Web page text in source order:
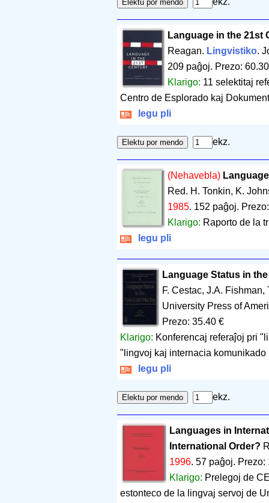
Language in the 21st
Reagan. Lingvistiko.
209 paĝoj. Prezo:
Klarigo: 11 selektitaj
Centro de Esplorado kaj
legu pli
ekz.
(Nehavebla)
Red. H. Tonkin, K.
1985. 152 paĝoj.
Klarigo: Raporto de la
legu pli
Language Status in
F. Cestac, J.A.
University Press of
Prezo: 35.40 €
Klarigo: Konferencaj referaĵoj pri
"lingvoj kaj internacia
legu pli
ekz.
Languages in
International Order?
1996.57 paĝoj. Prezo:
Klarigo: Prelegoj de
estonteco de la lingvaj servoj de